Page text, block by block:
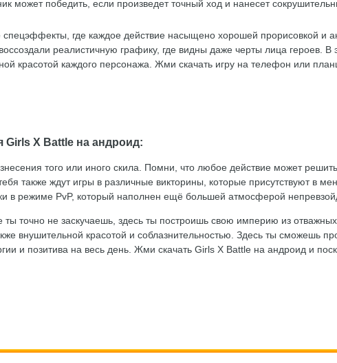
может победить, если произведет точный ход и нанесет
спецэффекты, где каждое действие насыщено хорошей прорисовкой и
реалистичную графику, где видны даже черты лица героев.
красотой каждого персонажа. Жми скачать игру на телефон или
X Battle на андроид:
того или иного скила. Помни, что любое действие может
также ждут игры в различные викторины, которые присутствуют в
в режиме PvP, который наполнен ещё большей атмосферой
ты точно не заскучаешь, здесь ты построишь свою империю из
внушительной красотой и соблазнительностью. Здесь ты сможешь
и позитива на весь день. Жми скачать Girls X Battle на андроид и